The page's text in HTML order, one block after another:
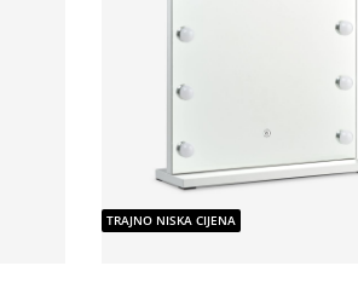
TRAJNO NISKA CIJENA